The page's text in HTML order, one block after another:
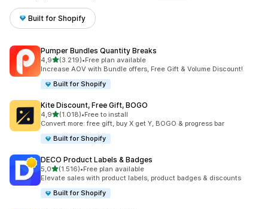
Built for Shopify
Pumper Bundles Quantity Breaks
4,95 yıldız üzerinden
(3.219)
toplam 3219 değerlendirme
•Free plan available
Increase AOV with Bundle offers, Free Gift & Volume Discount!
Built for Shopify
Kite Discount, Free Gift, BOGO
4,95 yıldız üzerinden
(1.018)
toplam 1018 değerlendirme
•Free to install
Convert more: free gift, buy X get Y, BOGO & progress bar
Built for Shopify
DECO Product Labels & Badges
5,05 yıldız üzerinden
(1.516)
toplam 1516 değerlendirme
•Free plan available
Elevate sales with product labels, product badges & discounts
Built for Shopify